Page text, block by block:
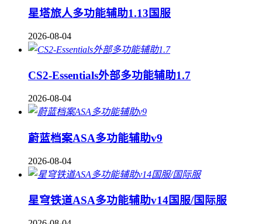
星塔旅人多功能辅助1.13国服
2026-08-04
CS2-Essentials外部多功能辅助1.7
2026-08-04
蔚蓝档案ASA多功能辅助v9
2026-08-04
星穹铁道ASA多功能辅助v14国服/国际服